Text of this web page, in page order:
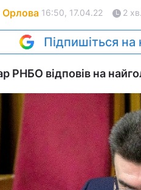
Орлова 16:50, 17.04.22 2 хв.
Підпишіться на
РНБО відповів на